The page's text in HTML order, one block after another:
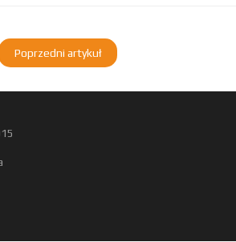
Poprzedni artykuł